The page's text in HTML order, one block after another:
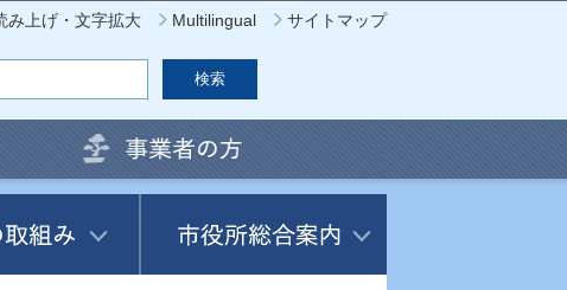
み上げ・文字拡大 Multilingual サイトマップ